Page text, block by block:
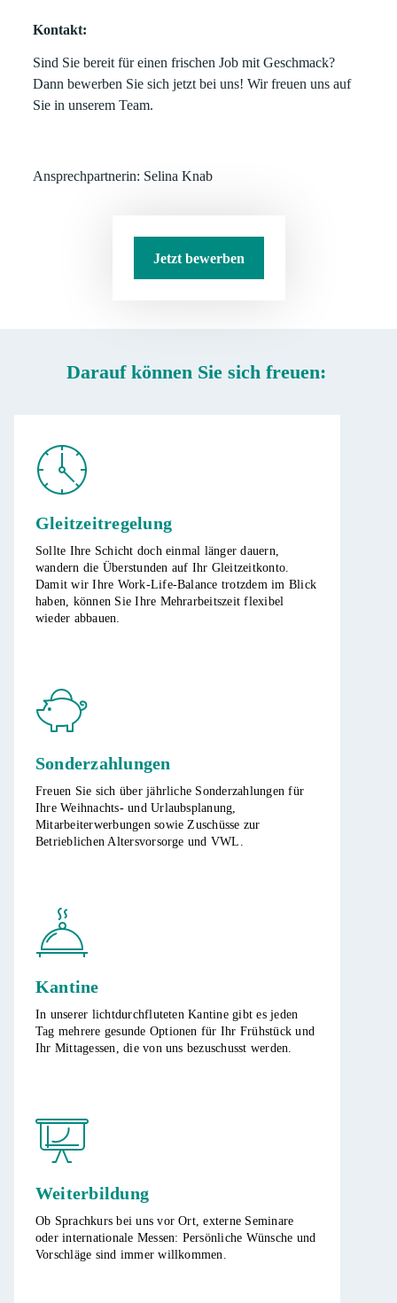
Kontakt:
Sind Sie bereit für einen frischen Job mit Geschmack?
Dann bewerben Sie sich jetzt bei uns! Wir freuen uns auf
Sie in unserem Team.
Ansprechpartnerin: Selina Knab
Jetzt bewerben
Darauf können Sie sich freuen:
Gleitzeitregelung
Sollte Ihre Schicht doch einmal länger dauern,
wandern die Überstunden auf Ihr Gleitzeitkonto.
Damit wir Ihre Work-Life-Balance trotzdem im Blick
haben, können Sie Ihre Mehrarbeitszeit flexibel
wieder abbauen.
Sonderzahlungen
Freuen Sie sich über jährliche Sonderzahlungen für
Ihre Weihnachts- und Urlaubsplanung,
Mitarbeiterwerbungen sowie Zuschüsse zur
Betrieblichen Altersvorsorge und VWL.
Kantine
In unserer lichtdurchfluteten Kantine gibt es jeden
Tag mehrere gesunde Optionen für Ihr Frühstück und
Ihr Mittagessen, die von uns bezuschusst werden.
Weiterbildung
​Ob Sprachkurs bei uns vor Ort, externe Seminare
oder internationale Messen: Persönliche Wünsche und
Vorschläge sind immer willkommen.